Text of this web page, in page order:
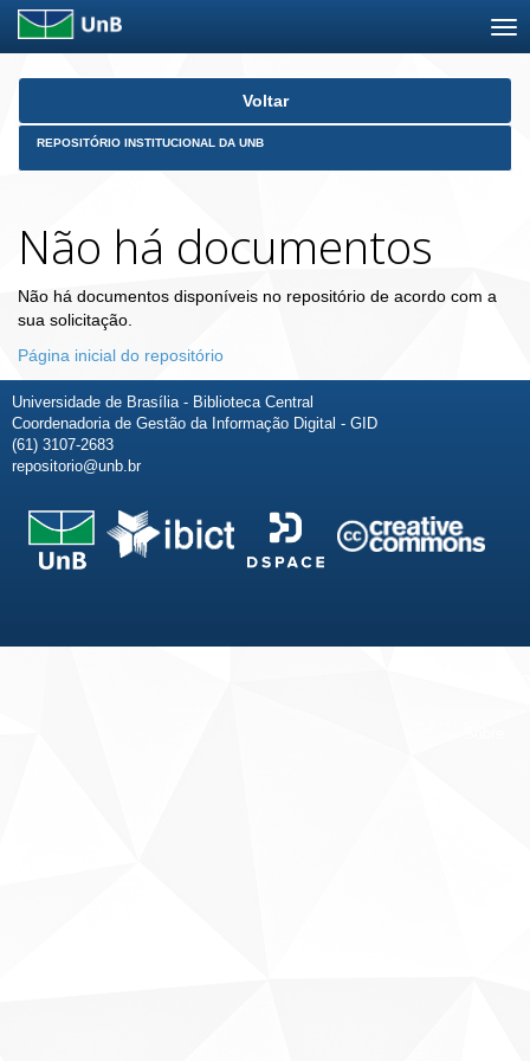
Skip
Voltar
REPOSITÓRIO INSTITUCIONAL DA UNB
Não há documentos
Não há documentos disponíveis no repositório de acordo com a
sua solicitação.
Página inicial do repositório
Universidade de Brasília - Biblioteca Central
Coordenadoria de Gestão da Informação Digital - GID
(61) 3107-2683
repositorio@unb.br